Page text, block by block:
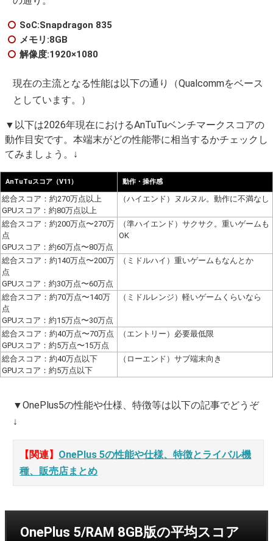
SoC:Snapdragon 835
メモリ:8GB
解像度:1920×1080
現在の主流となる性能は以下の通り（Qualcommをベース
としています。）
▼以下は2026年現在におけるAnTuTuベンチマークスコアの
動作目安です。本端末がどの性能帯に相当するかチェックし
てみましょう。↓
AnTuTuスコア（V11） 動作・操作感
総合スコア：約270万点以上
GPUスコア：約80万点以上
（ハイエンド）ヌルヌル。動作に不満なし
総合スコア：約200万点〜270万
点
GPUスコア：約60万点〜80万点
（準ハイエンド）サクサク。重いゲームも
OK
総合スコア：約140万点〜200万
点
GPUスコア：約30万点〜60万点
（ミドルハイ）重いゲームもなんとか
総合スコア：約70万点〜140万
点
GPUスコア：約15万点〜30万点
（ミドルレンジ）軽いゲームくらいなら
総合スコア：約40万点〜70万点
GPUスコア：約5万点〜15万点
（エントリー）必要最低限
総合スコア：約40万点以下
GPUスコア：約5万点以下
（ローエンド）サブ端末向き
▼OnePlus5の性能や仕様、特徴等は以下の記事でどうぞ
↓
【関連】 OnePlus 5の性能や仕様、特徴とライバル機
種、販売店まとめ
OnePlus 5/RAM 8GB版の平均スコア